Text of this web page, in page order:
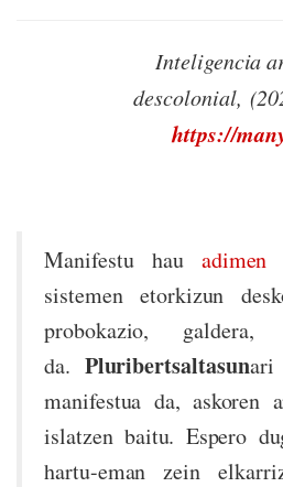
Inteligencia
descolonial,
https://
Manifestu hau
sistemen etorkizun
probokazio,
da. Pluribertsaltasunari
manifestua da, askoren
islatzen baitu. Espero
hartu-eman zein